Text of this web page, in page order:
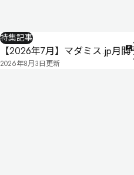
特集記事
【2026年7月】マダミス.jp月
2026年8月3日更新